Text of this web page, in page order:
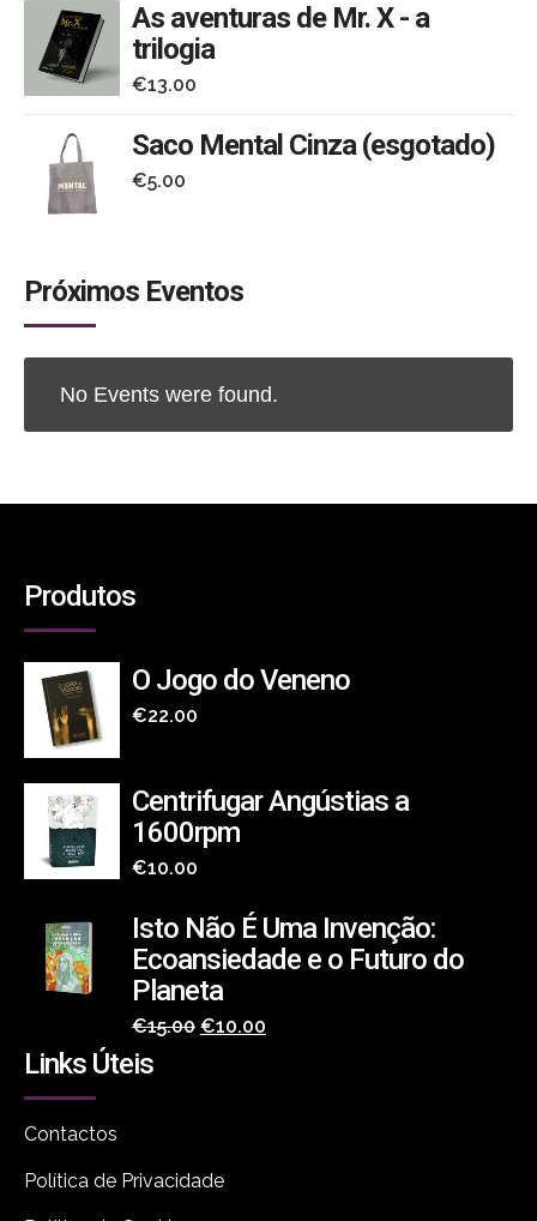
As aventuras de Mr. X - a
trilogia
€13.00
Saco Mental Cinza (esgotado)
€5.00
Próximos Eventos
No Events were found.
Produtos
O Jogo do Veneno
€22.00
Centrifugar Angústias a
1600rpm
€10.00
Isto Não É Uma Invenção:
Ecoansiedade e o Futuro do
Planeta
€15.00 O
€10.00
Links Úteis
Contactos
Política de Privacidade